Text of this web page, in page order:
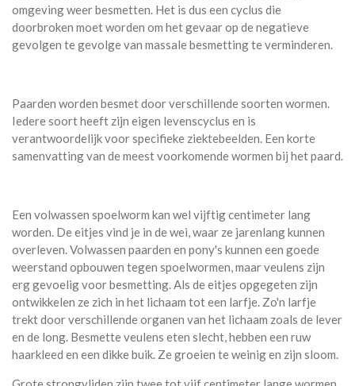
omgeving weer besmetten. Het is dus een cyclus die
doorbroken moet worden om het gevaar op de negatieve
gevolgen te gevolge van massale besmetting te verminderen.
Paarden worden besmet door verschillende soorten wormen.
Iedere soort heeft zijn eigen levenscyclus en is
verantwoordelijk voor specifieke ziektebeelden. Een korte
samenvatting van de meest voorkomende wormen bij het paard.
Een volwassen spoelworm kan wel vijftig centimeter lang
worden. De eitjes vind je in de wei, waar ze jarenlang kunnen
overleven. Volwassen paarden en pony's kunnen een goede
weerstand opbouwen tegen spoelwormen, maar veulens zijn
erg gevoelig voor besmetting. Als de eitjes opgegeten zijn
ontwikkelen ze zich in het lichaam tot een larfje. Zo'n larfje
trekt door verschillende organen van het lichaam zoals de lever
en de long. Besmette veulens eten slecht, hebben een ruw
haarkleed en een dikke buik. Ze groeien te weinig en zijn sloom.